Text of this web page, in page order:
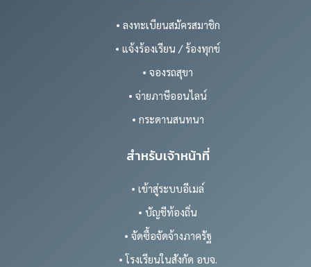
• ลงทะเบียนสมัครสมาชิก
• แจ้งร้องเรียน / ร้องทุกข์
• จองรถสุขา
• จ่ายภาษีออนไลน์
• กระดานสนทนา
สำหรับเจ้าหน้าที่
• เข้าสู่ระบบอีเมล์
• บัญชีท้องถิ่น
• จัดซื้อจัดจ้างภาครัฐ
• โรงเรียนในสังกัด อบจ.